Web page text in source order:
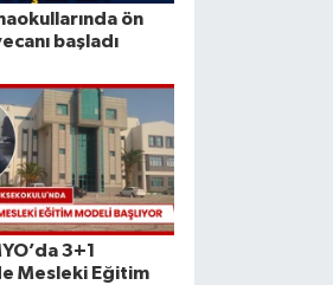
ön
başladı
3+1
Mesleki Eğitim